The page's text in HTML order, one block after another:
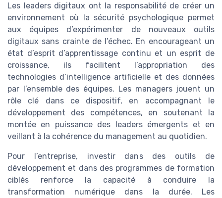
Les leaders digitaux ont la responsabilité de créer un
environnement où la sécurité psychologique permet
aux équipes d’expérimenter de nouveaux outils
digitaux sans crainte de l’échec. En encourageant un
état d’esprit d’apprentissage continu et un esprit de
croissance, ils facilitent l’appropriation des
technologies d’intelligence artificielle et des données
par l’ensemble des équipes. Les managers jouent un
rôle clé dans ce dispositif, en accompagnant le
développement des compétences, en soutenant la
montée en puissance des leaders émergents et en
veillant à la cohérence du management au quotidien.
Pour l’entreprise, investir dans des outils de
développement et dans des programmes de formation
ciblés renforce la capacité à conduire la
transformation numérique dans la durée. Les